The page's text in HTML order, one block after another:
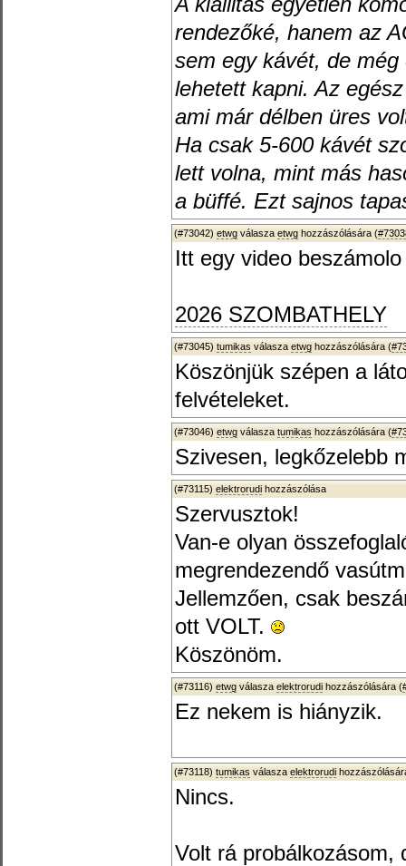
rendezőké, hanem az
sem egy kávét, de
lehetett kapni. Az
ami már délben üres
Ha csak 5-600 kávét
lett volna, mint más
a büffé. Ezt sajnos
(#73042) etwg válasza etwg hozzászólására (
Itt egy video
2026 SZOMBATHELY
(#73045) tumikas válasza etwg hozzászólására (
Köszönjük szépen a
felvételeket.
(#73046) etwg válasza tumikas hozzászólására (
Szivesen, legkőzelebb
(#73115) elektrorudi hozzászólása
Szervusztok!
Van-e olyan
megrendezendő
Jellemzően, csak
ott VOLT.
Köszönöm.
(#73116) etwg válasza elektrorudi hozzászólására (
Ez nekem is hiányzik.
(#73118) tumikas válasza elektrorudi
Nincs.
Volt rá probálkozásom,